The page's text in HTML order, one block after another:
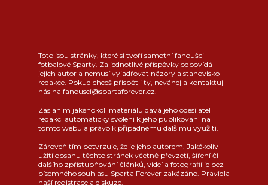
Toto jsou stránky, které si tvoří samotní fanoušci
fotbalové Sparty. Za jednotlivé příspěvky odpovídá
jejich autor a nemusí vyjadřovat názory a stanovisko
redakce. Pokud chceš přispět i ty, neváhej a kontaktuj
nás na fanousci@spartaforever.cz.
Zasláním jakéhokoli materiálu dává jeho odesílatel
redakci automaticky svolení k jeho publikování na
tomto webu a právo k případnému dalšímu využití.
Zároveň tím potvrzuje, že je jeho autorem. Jakékoliv
užití obsahu těchto stránek včetně převzetí, šíření či
dalšího zpřístupňování článků, videí a fotografií je bez
písemného souhlasu Sparta Forever zakázáno. Pravidla
naší registrace a diskuze.